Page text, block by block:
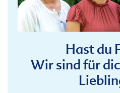
Hast du
Wir sind für